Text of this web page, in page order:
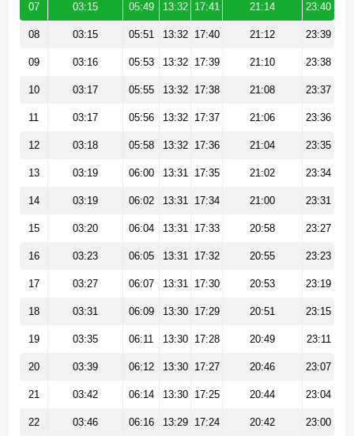
07 03:15 05:49 13:32 17:41 21:14 23:40
08 03:15 05:51 13:32 17:40 21:12 23:39
09 03:16 05:53 13:32 17:39 21:10 23:38
10 03:17 05:55 13:32 17:38 21:08 23:37
11 03:17 05:56 13:32 17:37 21:06 23:36
12 03:18 05:58 13:32 17:36 21:04 23:35
13 03:19 06:00 13:31 17:35 21:02 23:34
14 03:19 06:02 13:31 17:34 21:00 23:31
15 03:20 06:04 13:31 17:33 20:58 23:27
16 03:23 06:05 13:31 17:32 20:55 23:23
17 03:27 06:07 13:31 17:30 20:53 23:19
18 03:31 06:09 13:30 17:29 20:51 23:15
19 03:35 06:11 13:30 17:28 20:49 23:11
20 03:39 06:12 13:30 17:27 20:46 23:07
21 03:42 06:14 13:30 17:25 20:44 23:04
22 03:46 06:16 13:29 17:24 20:42 23:00